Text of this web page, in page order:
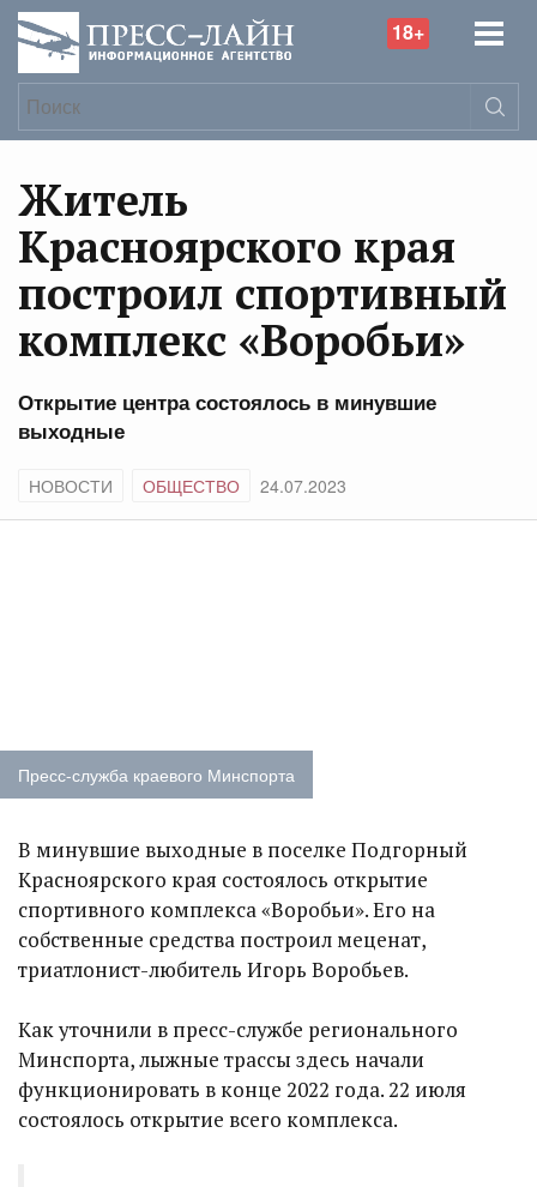
18+
Житель
Красноярского края
построил спортивный
комплекс «Воробьи»
Открытие центра состоялось в минувшие
выходные
НОВОСТИ ОБЩЕСТВО 24.07.2023
Пресс-служба краевого Минспорта
В минувшие выходные в поселке Подгорный
Красноярского края состоялось открытие
спортивного комплекса «Воробьи». Его на
собственные средства построил меценат,
триатлонист-любитель Игорь Воробьев.
Как уточнили в пресс-службе регионального
Минспорта, лыжные трассы здесь начали
функционировать в конце 2022 года. 22 июля
состоялось открытие всего комплекса.